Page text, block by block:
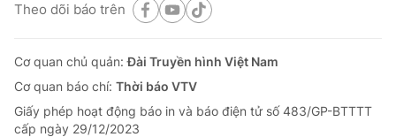
Theo dõi báo trên
Cơ quan chủ quản:Đài Truyền hình Việt Nam
Cơ quan báo chí: Thời báo VTV
Giấy phép hoạt động báo in và báo điện tử số 483/GP-BTTTT
cấp ngày 29/12/2023